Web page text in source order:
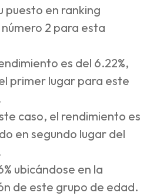
puesto en ranking
2 para esta
es del 6.22%,
primer lugar para este
caso, el rendimiento es
en segundo lugar del
ubicándose en la
de este grupo de edad.